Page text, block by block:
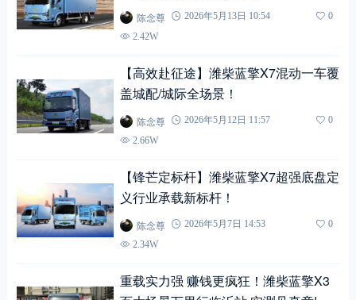
陈念尊 2026年5月13日 10:54
0
2.42W
【高效赴征途】潍柴蓝擎X7混动一车覆
盖城配/城际全场景！
陈念尊 2026年5月12日 11:57
0
2.66W
【锋芒定标杆】潍柴蓝擎X7超强底盘定
义行业承载新标杆！
陈念尊 2026年5月7日 14:53
0
2.34W
重载实力强 赚钱更疯狂！潍柴蓝擎X3